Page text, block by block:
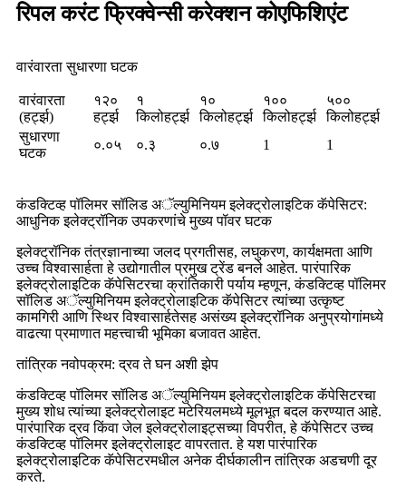
रिपल करंट फ्रिक्वेन्सी करेक्शन कोएफिशिएंट
वारंवारता सुधारणा घटक
वारंवारता
(हर्ट्झ)
१२०
हर्ट्झ
१
किलोहर्ट्झ
१०
किलोहर्ट्झ
१००
किलोहर्ट्झ
५००
किलोहर्ट्झ
सुधारणा
घटक
०.०५ ०.३ ०.७ 1 1
कंडक्टिव्ह पॉलिमर सॉलिड अॅल्युमिनियम इलेक्ट्रोलाइटिक कॅपेसिटर:
आधुनिक इलेक्ट्रॉनिक उपकरणांचे मुख्य पॉवर घटक
इलेक्ट्रॉनिक तंत्रज्ञानाच्या जलद प्रगतीसह, लघुकरण, कार्यक्षमता आणि
उच्च विश्वासार्हता हे उद्योगातील प्रमुख ट्रेंड बनले आहेत. पारंपारिक
इलेक्ट्रोलाइटिक कॅपेसिटरचा क्रांतिकारी पर्याय म्हणून, कंडक्टिव्ह पॉलिमर
सॉलिड अॅल्युमिनियम इलेक्ट्रोलाइटिक कॅपेसिटर त्यांच्या उत्कृष्ट
कामगिरी आणि स्थिर विश्वासार्हतेसह असंख्य इलेक्ट्रॉनिक अनुप्रयोगांमध्ये
वाढत्या प्रमाणात महत्त्वाची भूमिका बजावत आहेत.
तांत्रिक नवोपक्रम: द्रव ते घन अशी झेप
कंडक्टिव्ह पॉलिमर सॉलिड अॅल्युमिनियम इलेक्ट्रोलाइटिक कॅपेसिटरचा
मुख्य शोध त्यांच्या इलेक्ट्रोलाइट मटेरियलमध्ये मूलभूत बदल करण्यात आहे.
पारंपारिक द्रव किंवा जेल इलेक्ट्रोलाइट्सच्या विपरीत, हे कॅपेसिटर उच्च
कंडक्टिव्ह पॉलिमर इलेक्ट्रोलाइट वापरतात. हे यश पारंपारिक
इलेक्ट्रोलाइटिक कॅपेसिटरमधील अनेक दीर्घकालीन तांत्रिक अडचणी दूर
करते.